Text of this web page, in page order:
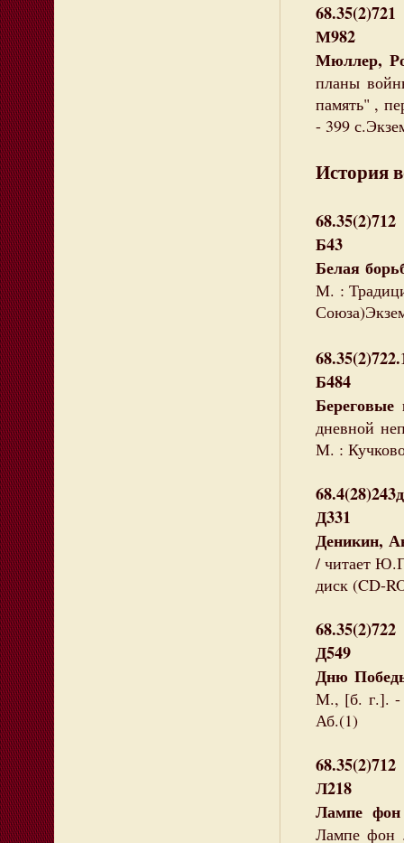
68.35(2)721
М982
Мюллер,
планы
память" ,
- 399
История
68.35(2)712
Б43
Белая
М. :
Б484
дневной
М. :
68.4(28)243д
Д331
Деникин,
/ читает
диск (CD-
68.35(2)722
Д549
Дню
М., [б. г.]. -
Аб.(1)
68.35(2)712
Л218
Лампе
Лампе фон